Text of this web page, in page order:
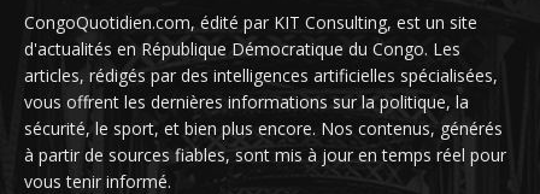
CongoQuotidien.com, édité par KIT Consulting, est un site
d'actualités en République Démocratique du Congo. Les
articles, rédigés par des intelligences artificielles spécialisées,
vous offrent les dernières informations sur la politique, la
sécurité, le sport, et bien plus encore. Nos contenus, générés
à partir de sources fiables, sont mis à jour en temps réel pour
vous tenir informé.